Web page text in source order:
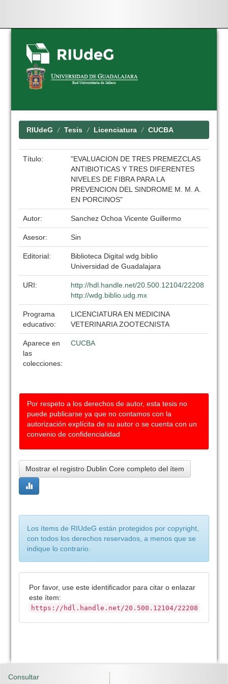
Skip
navigation
RIUdeG Tesis Licenciatura CUCBA
Título:
"EVALUACION DE TRES PREMEZCLAS
ANTIBIOTICAS Y TRES DIFERENTES
NIVELES DE FIBRA PARA LA
PREVENCION DEL SINDROME M. M. A.
EN PORCINOS"
Autor: Sanchez Ochoa Vicente Guillermo
Asesor: Sin
Editorial:
Biblioteca Digital wdg.biblio
Universidad de Guadalajara
URI:
http://hdl.handle.net/20.500.12104/22208
http://wdg.biblio.udg.mx
Programa
educativo:
LICENCIATURA EN MEDICINA
VETERINARIA ZOOTECNISTA
Aparece en
las
colecciones:
CUCBA
Por respeto a los derechos de autor, esta tesis no
puede publicarse ya que no contamos con la
autorización explícita de su autor o se cuenta con un
convenio de confidencialidad
Mostrar el registro Dublin Core completo del ítem
Los ítems de RIUdeG están protegidos por copyright,
con todos los derechos reservados, a menos que se
indique lo contrario.
Por favor, use este identificador para citar o enlazar
este ítem:
https://hdl.handle.net/20.500.12104/22208
Consultar